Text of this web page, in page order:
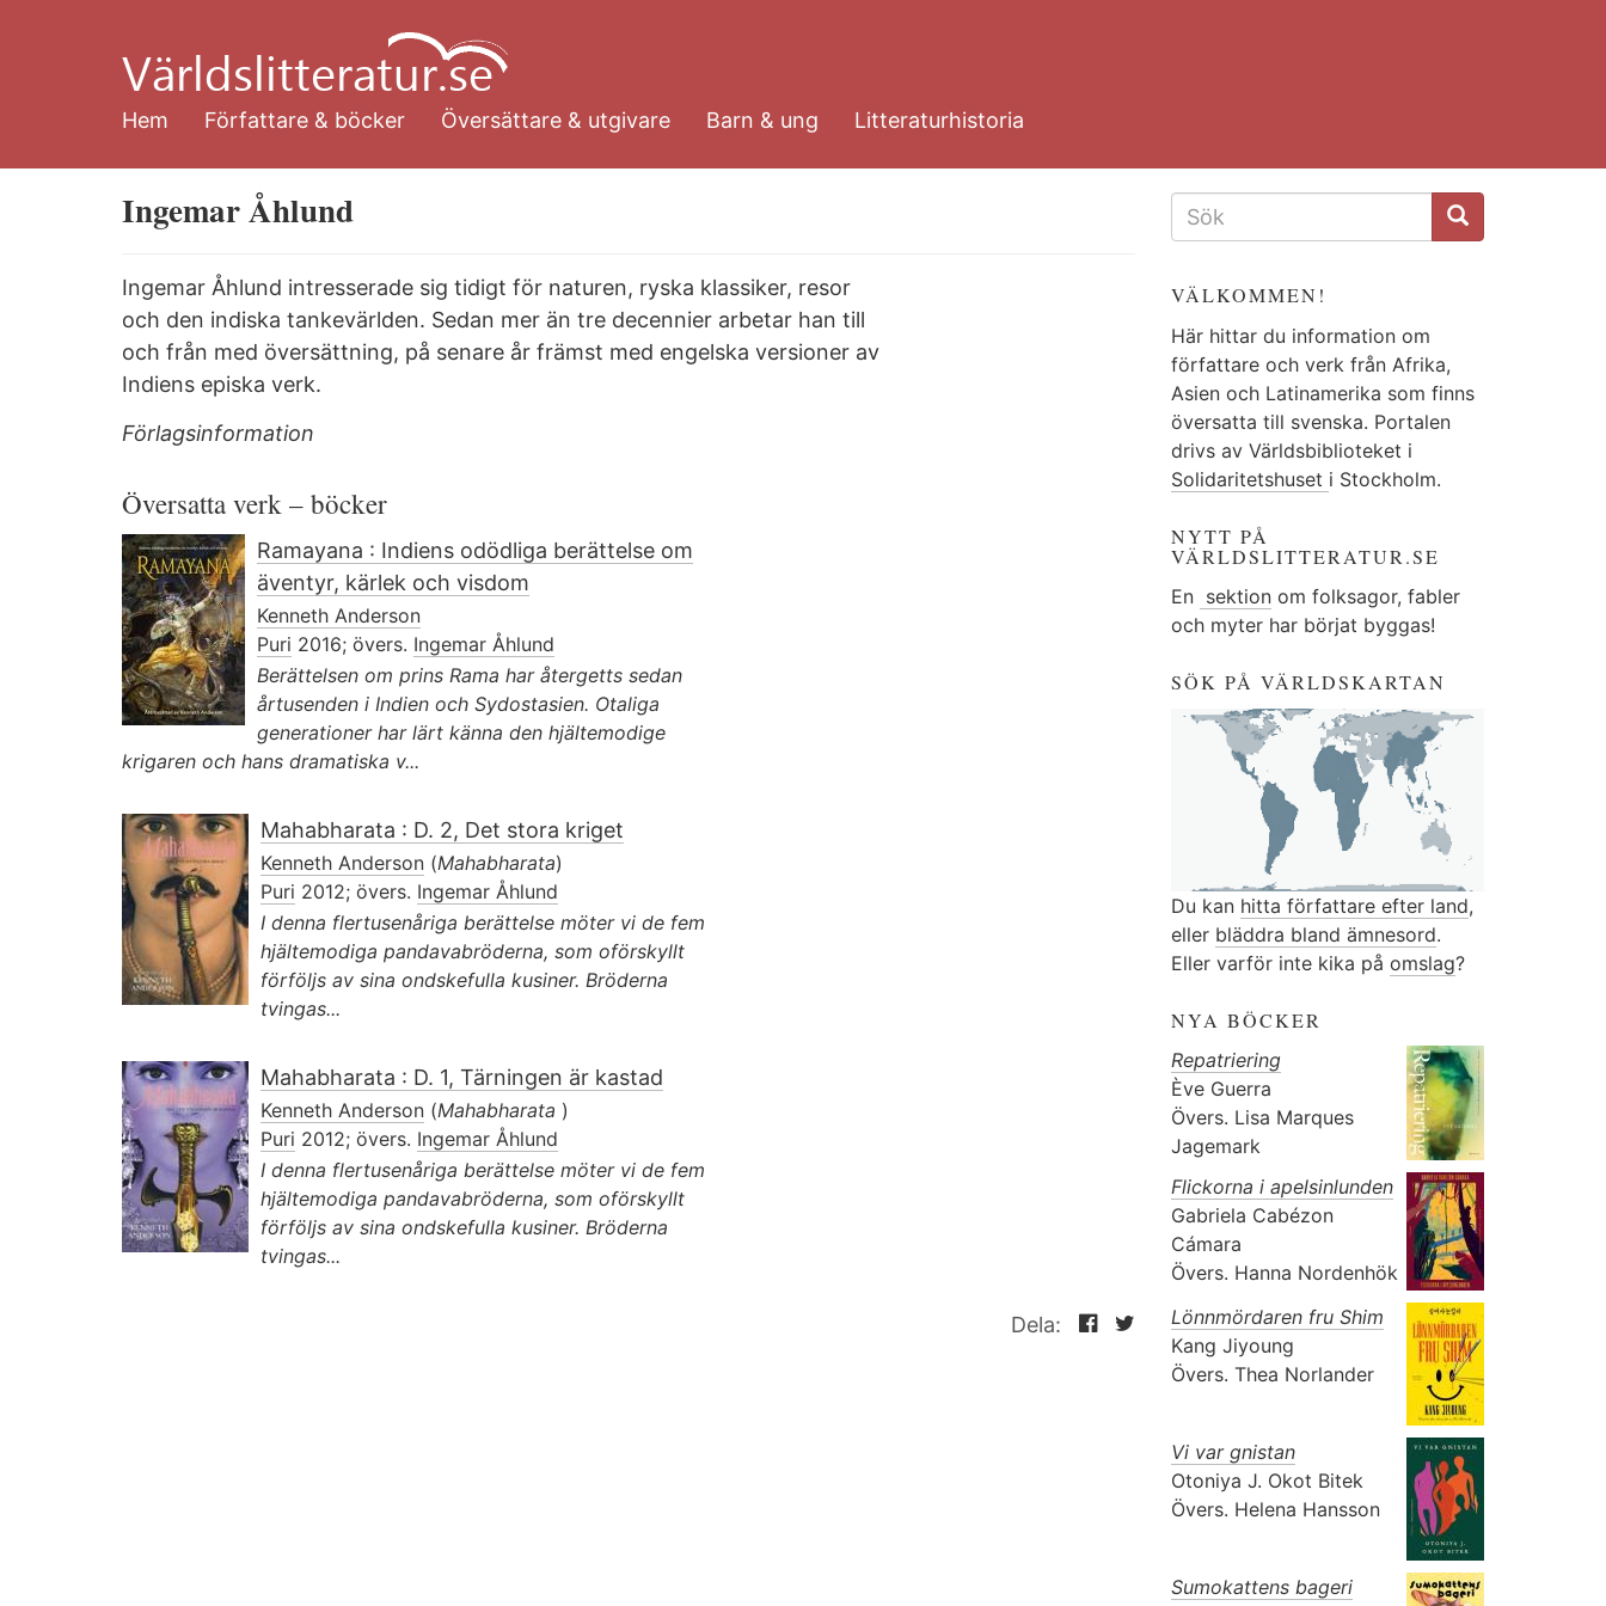
huvudinnehåll
Hem
Författare & böcker Översättare & utgivare Barn & ung Litteraturhistoria
Ingemar Åhlund
Ingemar Åhlund intresserade sig tidigt för naturen, ryska klassiker, resor
och den indiska tankevärlden. Sedan mer än tre decennier arbetar han till
och från med översättning, på senare år främst med engelska versioner av
Indiens episka verk.
Förlagsinformation
Översatta verk – böcker
Ramayana : Indiens odödliga berättelse om
äventyr, kärlek och visdom
Kenneth Anderson
Puri 2016; övers. Ingemar Åhlund
Berättelsen om prins Rama har återgetts sedan
årtusenden i Indien och Sydostasien. Otaliga
generationer har lärt känna den hjältemodige
krigaren och hans dramatiska v...
Mahabharata : D. 2, Det stora kriget
Kenneth Anderson (Mahabharata)
Puri 2012; övers. Ingemar Åhlund
I denna flertusenåriga berättelse möter vi de fem
hjältemodiga pandavabröderna, som oförskyllt
förföljs av sina ondskefulla kusiner. Bröderna
tvingas...
Mahabharata : D. 1, Tärningen är kastad
Kenneth Anderson (Mahabharata )
Puri 2012; övers. Ingemar Åhlund
I denna flertusenåriga berättelse möter vi de fem
hjältemodiga pandavabröderna, som oförskyllt
förföljs av sina ondskefulla kusiner. Bröderna
tvingas...
Dela:
SÖKFORMULÄR
VÄLKOMMEN!
Här hittar du information om
författare och verk från Afrika,
Asien och Latinamerika som finns
översatta till svenska. Portalen
drivs av Världsbiblioteket i
Solidaritetshuset i Stockholm.
NYTT PÅ
VÄRLDSLITTERATUR.SE
En sektionom folksagor, fabler
och myter har börjat byggas!
SÖK PÅ VÄRLDSKARTAN
Du kan hitta författare efter land,
eller bläddra bland ämnesord.
Eller varför inte kika på omslag?
NYA BÖCKER
Repatriering
Ève Guerra
Övers. Lisa Marques
Jagemark
Flickorna i apelsinlunden
Gabriela Cabézon
Cámara
Övers. Hanna Nordenhök
Lönnmördaren fru Shim
Kang Jiyoung
Övers. Thea Norlander
Vi var gnistan
Otoniya J. Okot Bitek
Övers. Helena Hansson
Sumokattens bageri